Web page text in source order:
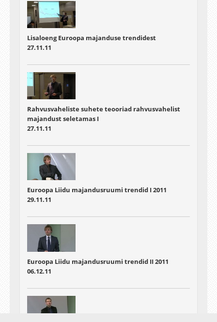
Lisaloeng Euroopa majanduse trendidest
27.11.11
Rahvusvaheliste suhete teooriad rahvusvahelist
majandust seletamas I
27.11.11
Euroopa Liidu majandusruumi trendid I 2011
29.11.11
Euroopa Liidu majandusruumi trendid II 2011
06.12.11